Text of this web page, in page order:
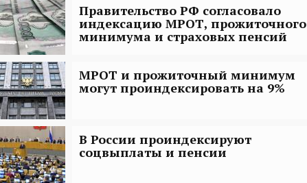
Правительство РФ согласовало
индексацию МРОТ, прожиточного
минимума и страховых пенсий
МРОТ и прожиточный минимум
могут проиндексировать на 9%
В России проиндексируют
соцвыплаты и пенсии